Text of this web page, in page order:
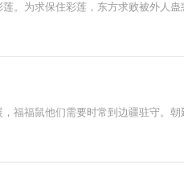
。为求保住彩莲，东方求败被外人蛊
福福鼠他们需要时常到边疆驻守。朝